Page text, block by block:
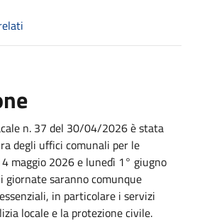
n. 37 del 30/04/2026 è stata
degli uffici comunali per le
maggio 2026 e lunedì 1° giugno
giornate saranno comunque
in particolare i servizi
locale e la protezione civile.